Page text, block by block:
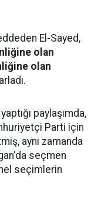
El-Sayed,
olan
olan
paylaşımda,
Parti için
aynı zamanda
seçmen
seçimlerin